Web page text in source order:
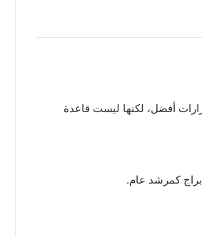
أفضل، لكنها ليست قاعدة
كمرشد عام.